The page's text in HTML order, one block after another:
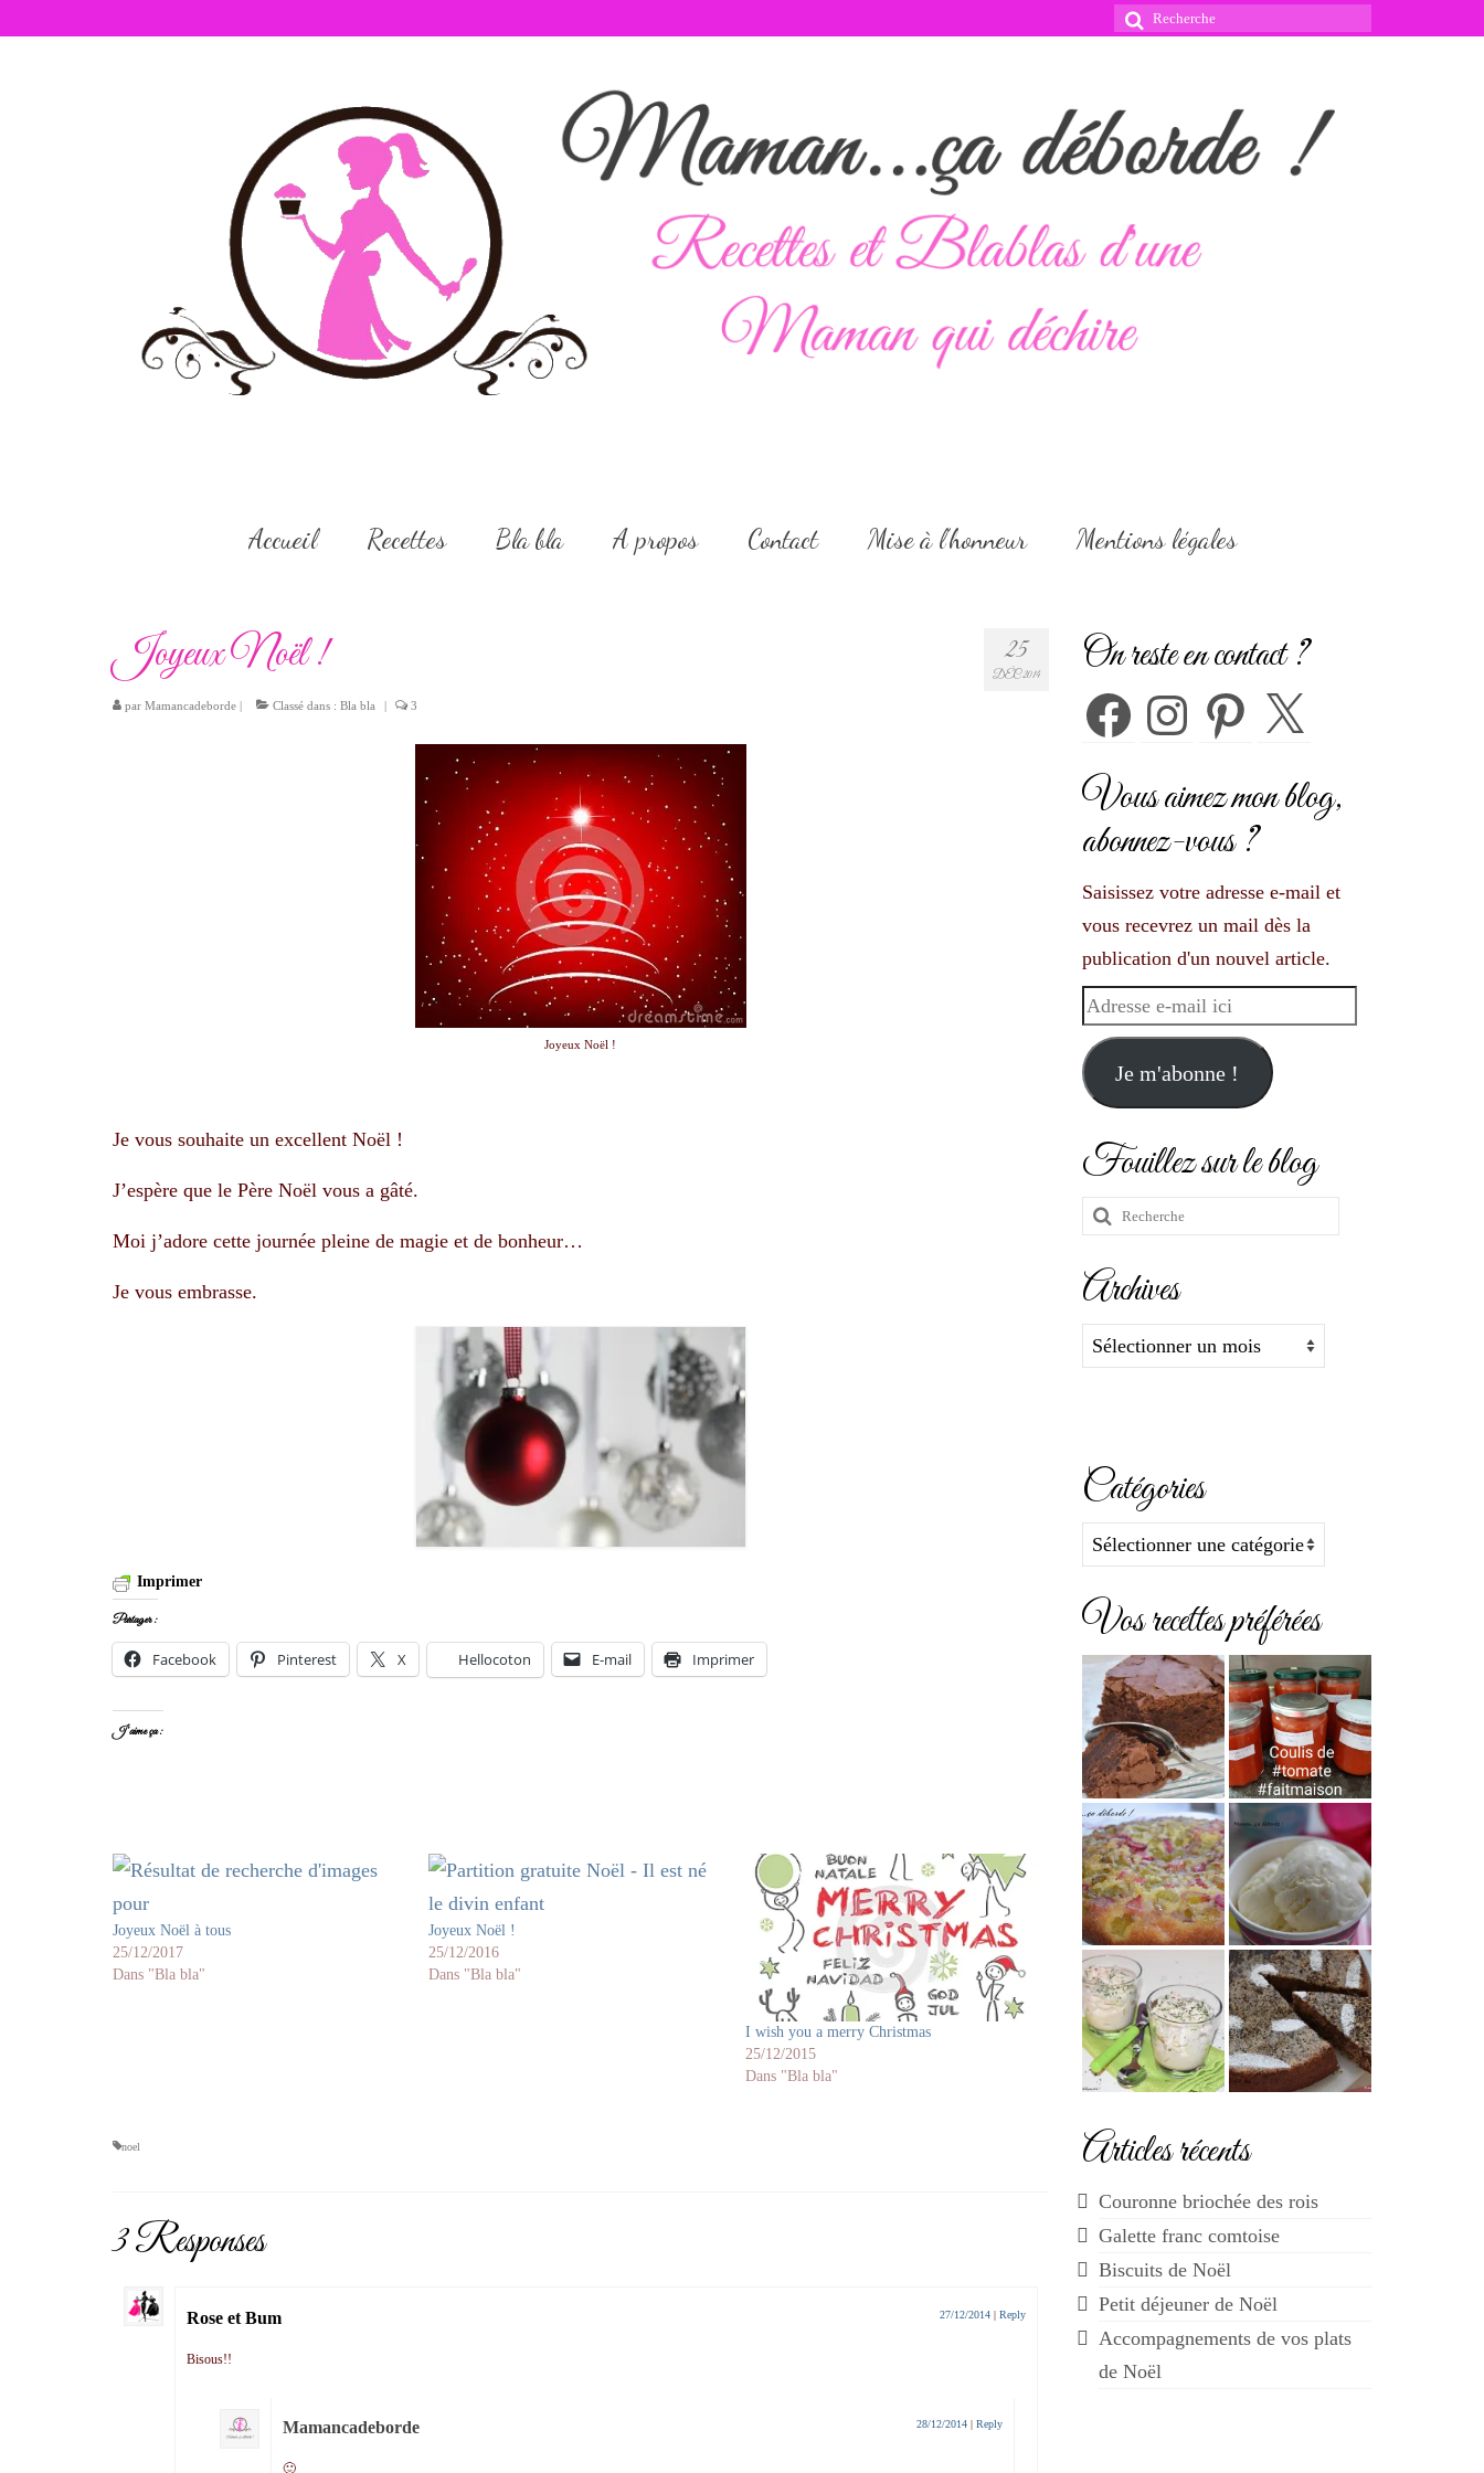
Rechercher
Accueil Recettes Bla bla A propos Contact Mise à l’honneur Mentions légales
25
DÉC 2014
Joyeux Noël !
par Mamancadeborde Classé dans : Bla bla 3
Joyeux Noël !
Je vous souhaite un excellent Noël !
J’espère que le Père Noël vous a gâté.
Moi j’adore cette journée pleine de magie et de bonheur…
Je vous embrasse.
Imprimer
Partager :
Facebook Pinterest X Hellocoton E-mail Imprimer
J’aime ça :
Joyeux Noël à tous
25/12/2017
Dans "Bla bla"
Joyeux Noël !
25/12/2016
Dans "Bla bla"
I wish you a merry Christmas
25/12/2015
Dans "Bla bla"
noel
3 Responses
Rose et Bum 27/12/2014 | Reply
Bisous!!
Mamancadeborde 28/12/2014 | Reply
🙂
On reste en contact ?
FacebookInstagramPinterest X
Vous aimez mon blog,
abonnez-vous ?
Saisissez votre adresse e-mail et
vous recevrez un mail dès la
publication d'un nouvel article.
Adresse
mail
ici
Je m'abonne !
Fouillez sur le blog
Rechercher
Archives
Archives
Catégories
Catégories
Vos recettes préférées
Articles récents
Couronne briochée des rois
Galette franc comtoise
Biscuits de Noël
Petit déjeuner de Noël
Accompagnements de vos plats
de Noël